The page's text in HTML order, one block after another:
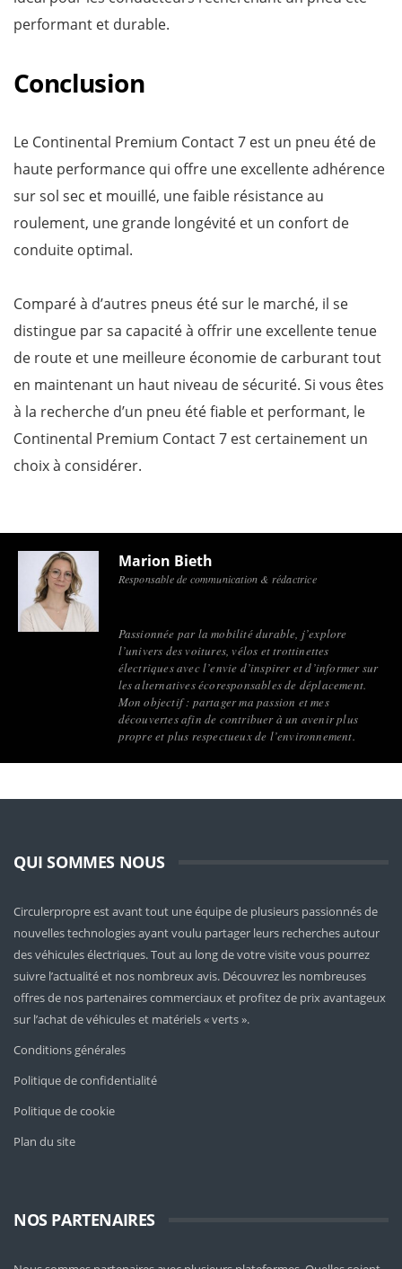
performant et durable.
Conclusion
Le Continental Premium Contact 7 est un pneu été de
haute performance qui offre une excellente adhérence
sur sol sec et mouillé, une faible résistance au
roulement, une grande longévité et un confort de
conduite optimal.
Comparé à d’autres pneus été sur le marché, il se
distingue par sa capacité à offrir une excellente tenue
de route et une meilleure économie de carburant tout
en maintenant un haut niveau de sécurité. Si vous êtes
à la recherche d’un pneu été fiable et performant, le
Continental Premium Contact 7 est certainement un
choix à considérer.
Marion Bieth
Responsable de communication & rédactrice
Passionnée par la mobilité durable, j’explore
l’univers des voitures, vélos et trottinettes
électriques avec l’envie d’inspirer et d’informer sur
les alternatives écoresponsables de déplacement.
Mon objectif : partager ma passion et mes
découvertes afin de contribuer à un avenir plus
propre et plus respectueux de l’environnement.
QUI SOMMES NOUS
Circulerpropre est avant tout une équipe de plusieurs passionnés de
nouvelles technologies ayant voulu partager leurs recherches autour
des véhicules électriques. Tout au long de votre visite vous pourrez
suivre l’actualité et nos nombreux avis. Découvrez les nombreuses
offres de nos partenaires commerciaux et profitez de prix avantageux
sur l’achat de véhicules et matériels « verts ».
Conditions générales
Politique de confidentialité
Politique de cookie
Plan du site
NOS PARTENAIRES